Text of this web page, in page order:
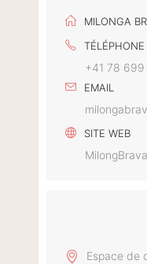
MILONGA
TÉLÉPHONE
+41 78 699
EMAIL
SITE WEB
MilongBrava
Espace de